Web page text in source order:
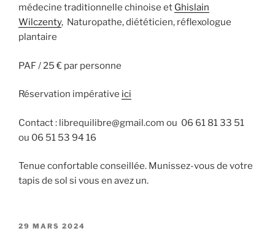
médecine traditionnelle chinoise et Ghislain
Wilczenty, Naturopathe, diététicien, réflexologue
plantaire
PAF / 25 € par personne
Réservation impérative ici
Contact : librequilibre@gmail.com ou 06 61 81 33 51
ou 06 51 53 94 16
Tenue confortable conseillée. Munissez-vous de votre
tapis de sol si vous en avez un.
PUBLIÉ
29 MARS 2024